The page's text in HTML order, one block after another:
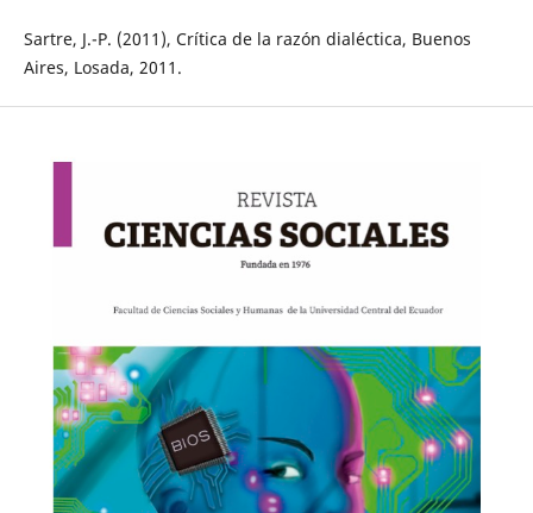
Sartre, J.-P. (2011), Crítica de la razón dialéctica, Buenos
Aires, Losada, 2011.